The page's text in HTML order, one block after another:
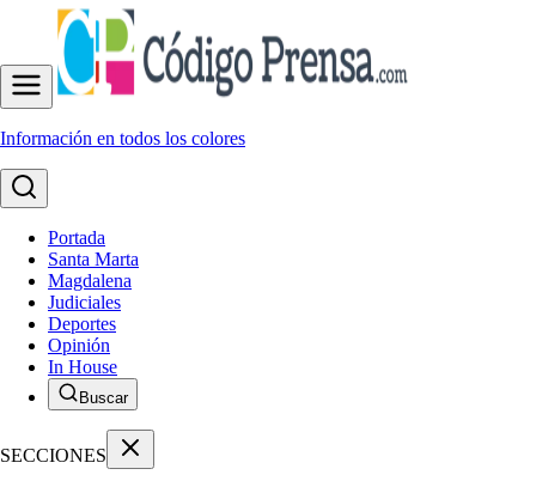
Información en todos los colores
Portada
Santa Marta
Magdalena
Judiciales
Deportes
Opinión
In House
Buscar
SECCIONES